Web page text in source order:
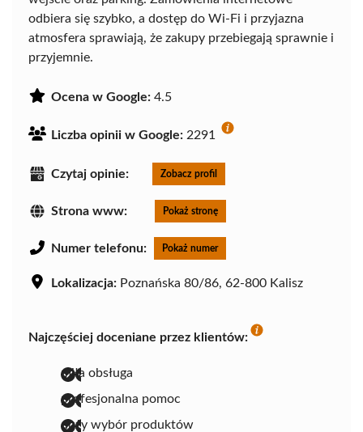
odbiera się szybko, a dostęp do Wi-Fi i przyjazna
atmosfera sprawiają, że zakupy przebiegają sprawnie i
przyjemnie.
Ocena w Google: 4.5
Liczba opinii w Google: 2291
Czytaj opinie: Zobacz profil
Strona www: Pokaż stronę
Numer telefonu: Pokaż numer
Lokalizacja: Poznańska 80/86, 62-800 Kalisz
Najczęściej doceniane przez klientów:
miła obsługa
profesjonalna pomoc
duży wybór produktów